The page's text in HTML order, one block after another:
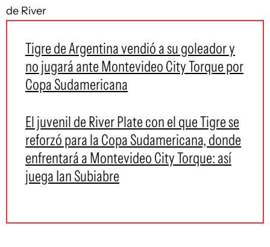
de River
Tigre de Argentina vendió a su goleador y
no jugará ante Montevideo City Torque por
Copa Sudamericana
El juvenil de River Plate con el que Tigre se
reforzó para la Copa Sudamericana, donde
enfrentará a Montevideo City Torque: así
juega Ian Subiabre